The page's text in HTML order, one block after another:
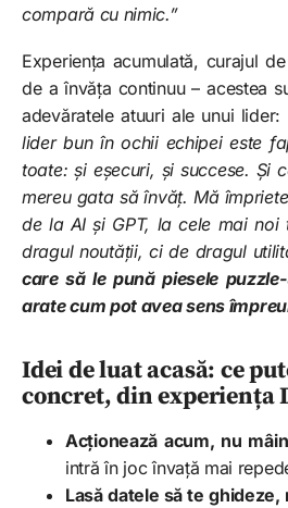
compară cu nimic.”
Experiența acumulată, curajul
de a învăța continuu – acestea
adevăratele atuuri ale unui lider:
lider bun în ochii echipei este
toate: și eșecuri, și succese. Și
mereu gata să învăț. Mă
de la AI și GPT, la cele mai noi
dragul noutății, ci de dragul
care să le pună piesele
arate cum pot avea sens
Idei de luat acasă: ce
concret, din experiența
Acționează acum, nu
intră în joc învață mai
Lasă datele să te ghideze,